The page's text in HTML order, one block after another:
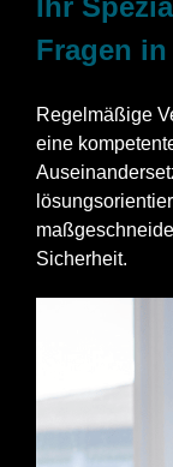
Ihr
Fragen
Regelmäßige
eine
Sicherheit.